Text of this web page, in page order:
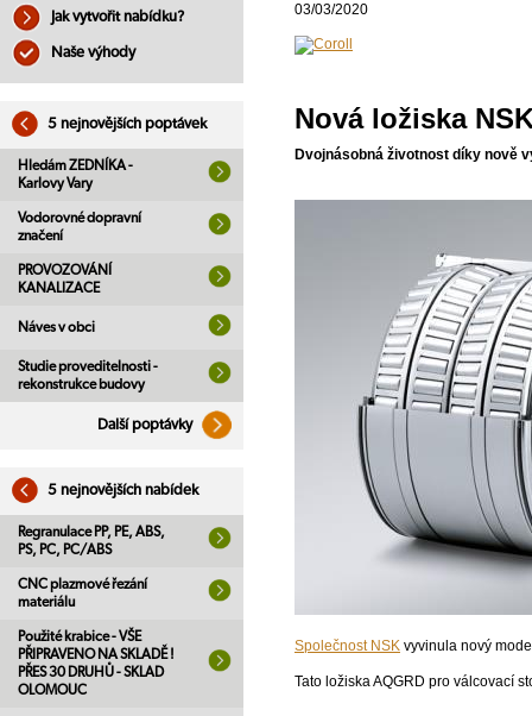
Jak vytvořit nabídku?
Naše výhody
5 nejnovějších poptávek
Hledám ZEDNÍKA -
Karlovy Vary
Vodorovné dopravní
značení
PROVOZOVÁNÍ
KANALIZACE
Náves v obci
Studie proveditelnosti -
rekonstrukce budovy
Další poptávky
5 nejnovějších nabídek
Regranulace PP, PE, ABS,
PS, PC, PC/ABS
CNC plazmové řezání
materiálu
Použité krabice - VŠE
PŘIPRAVENO NA SKLADĚ !
PŘES 30 DRUHŮ - SKLAD
OLOMOUC
03/03/2020
Nová ložiska
Dvojnásobná životnost díky nově
Společnost NSK vyvinula nový
Tato ložiska AQGRD pro válcovací